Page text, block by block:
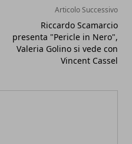
Articolo Successivo
Riccardo Scamarcio
presenta "Pericle in Nero",
Valeria Golino si vede con
Vincent Cassel